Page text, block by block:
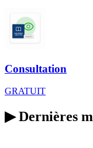
Consultation
GRATUIT
▶Dernières